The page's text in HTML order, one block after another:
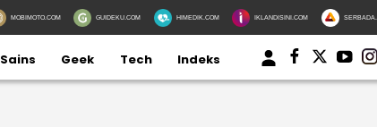
MOBIMOTO.COM GUIDEKU.COM HIMEDIK.COM IKLANDISINI.COM
Sains Geek Tech Indeks